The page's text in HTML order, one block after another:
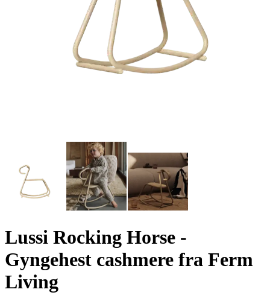
Lussi Rocking Horse -
Gyngehest cashmere fra Ferm
Living